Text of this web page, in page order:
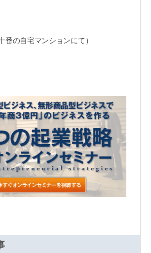
番の自宅マンションにて）